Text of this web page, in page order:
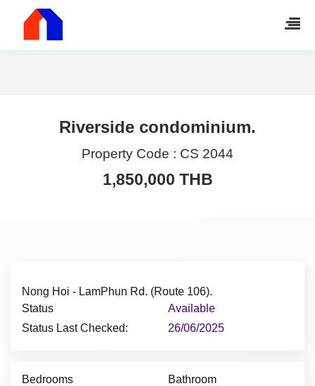
Riverside condominium.
Property Code : CS 2044
1,850,000 THB
Nong Hoi - LamPhun Rd. (Route 106).
Status
Available
Status Last Checked:
26/06/2025
Bedrooms Bathroom